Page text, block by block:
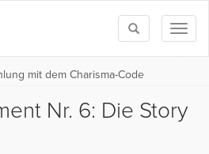
Toggle
search
mit dem Charisma-Code
Nr. 6: Die Story